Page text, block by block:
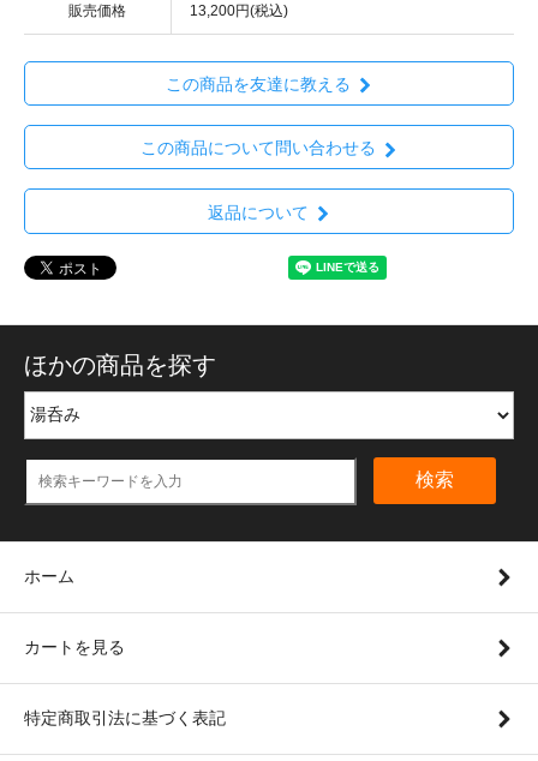
販売価格 13,200円(税込)
この商品を友達に教える
この商品について問い合わせる
返品について
ほかの商品を探す
検索
ホーム
カートを見る
特定商取引法に基づく表記